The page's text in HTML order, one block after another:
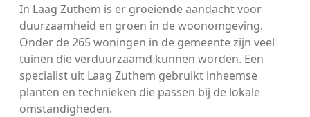
In Laag Zuthem is er groeiende aandacht voor
duurzaamheid en groen in de woonomgeving.
Onder de 265 woningen in de gemeente zijn veel
tuinen die verduurzaamd kunnen worden. Een
specialist uit Laag Zuthem gebruikt inheemse
planten en technieken die passen bij de lokale
omstandigheden.